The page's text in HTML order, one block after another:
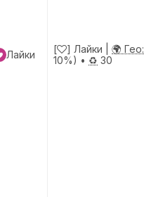
Лайки [ ] Лайки | 🌍 Гео:
10%) • ♻️ 30